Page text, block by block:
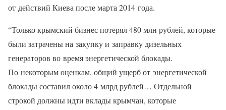
от действий Киева после марта 2014 года.
“Только крымский бизнес потерял 480 млн рублей, которые
были затрачены на закупку и заправку дизельных
генераторов во время энергетической блокады.
По некоторым оценкам, общий ущерб от энергетической
блокады составил около 4 млрд рублей… Отдельной
строкой должны идти вклады крымчан, которые